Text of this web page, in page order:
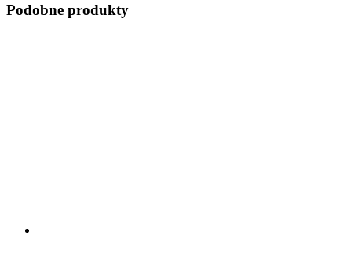
Podobne produkty